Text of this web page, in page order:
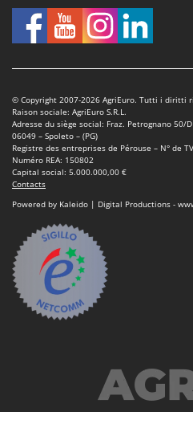
Spyro
Stiga
Stocker
Sunseeker
T
Tecla
TecnoGen
Telwin
Tenco
Tineco
Titania
Trev - Abrek - TecnoVIR
Trotec
© Copyright 2007-2026 AgriEuro. Tutti i diritti
Raison sociale: AgriEuro S.R.L.
Adresse du siège social: Fraz. Petrognano 50/D
06049 – Spoleto – (PG)
Registre des entreprises de Pérouse – N° de
Numéro REA: 150802
Capital social: 5.000.000,00 €
Contacts
Powered by Kaleido | Digital Productions -